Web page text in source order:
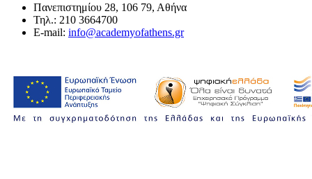
Πανεπιστημίου 28, 106 79, Αθήνα
Τηλ.: 210 3664700
E-mail: info@academyofathens.gr